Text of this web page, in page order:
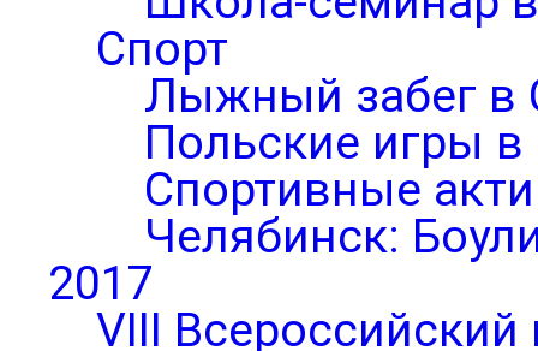
Спорт
Лыжный забег в
Польские игры в
Спортивные
Челябинск:
2017
VIII Всероссийский